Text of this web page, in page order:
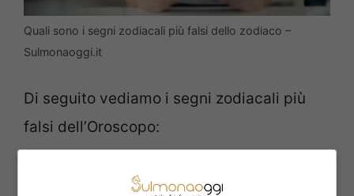
Quali sono i segni zodiacali più falsi dello zodiaco –
Sulmonaoggi.it
Di seguito vediamo i segni zodiacali più
falsi dell’Oroscopo:
Vergine –Chi avrebbe mai pensato